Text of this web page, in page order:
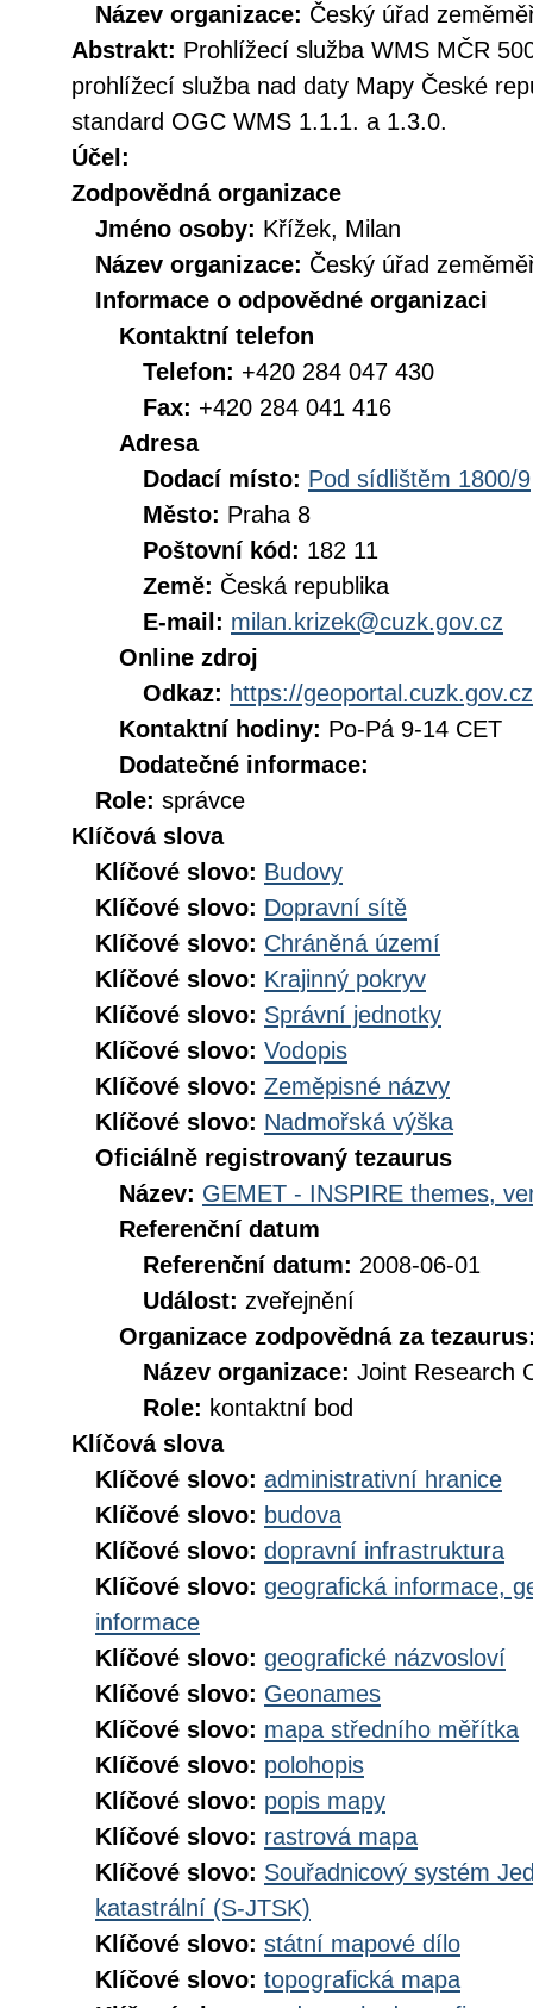
Název organizace: Český úřad
Abstrakt: Prohlížecí služba WMS MČR
prohlížecí služba nad daty Mapy České
standard OGC WMS 1.1.1. a 1.3.0.
Účel:
Zodpovědná organizace
Jméno osoby: Křížek, Milan
Název organizace: Český úřad
Informace o odpovědné organizaci
Kontaktní telefon
Telefon: +420 284 047 430
Fax: +420 284 041 416
Adresa
Dodací místo: Pod sídlištěm 1800/9
Město: Praha 8
Poštovní kód: 182 11
Země: Česká republika
E-mail: milan.krizek@cuzk.gov.cz
Online zdroj
Odkaz: https://geoportal.cuzk.gov.cz
Kontaktní hodiny: Po-Pá 9-14 CET
Dodatečné informace:
Role: správce
Klíčová slova
Klíčové slovo: Budovy
Klíčové slovo: Dopravní sítě
Klíčové slovo: Chráněná území
Klíčové slovo: Krajinný pokryv
Klíčové slovo: Správní jednotky
Klíčové slovo: Vodopis
Klíčové slovo: Zeměpisné názvy
Klíčové slovo: Nadmořská výška
Oficiálně registrovaný tezaurus
Název: GEMET - INSPIRE themes,
Referenční datum
Referenční datum: 2008-06-01
Událost: zveřejnění
Organizace zodpovědná za
Název organizace: Joint Research
Role: kontaktní bod
Klíčová slova
Klíčové slovo: administrativní hranice
Klíčové slovo: budova
Klíčové slovo: dopravní infrastruktura
Klíčové slovo: geografická informace,
informace
Klíčové slovo: geografické názvosloví
Klíčové slovo: Geonames
Klíčové slovo: mapa středního měřítka
Klíčové slovo: polohopis
Klíčové slovo: popis mapy
Klíčové slovo: rastrová mapa
Klíčové slovo: Souřadnicový systém
katastrální (S-JTSK)
Klíčové slovo: státní mapové dílo
Klíčové slovo: topografická mapa